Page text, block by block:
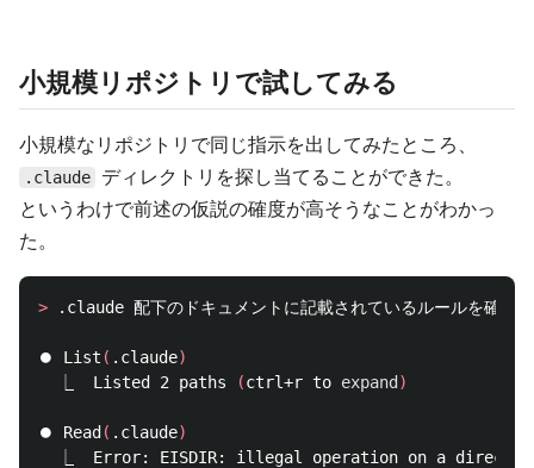
小規模リポジトリで試してみる
小規模なリポジトリで同じ指示を出してみたところ、
.claude
ディレクトリを探し当てることができた。
というわけで前述の仮説の確度が高そうなことがわかっ
た。
> .claude 配下のドキュメントに記載されているルールを確認
⏺ List ( .claude)
  ⎿  Listed 2 paths
(ctrl+r to expand )
⏺ Read ( .claude)
⎿  Error: EISDIR: illegal operation on a